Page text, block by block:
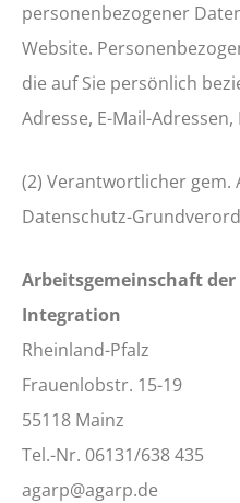
personenbezogener
Website.
die auf Sie persönlich
Adresse, E-Mail-
(2) Verantwortlicher gem.
Datenschutz-
Arbeitsgemeinschaft
Integration
Rheinland-Pfalz
Frauenlobstr. 15-19
55118 Mainz
Tel.-Nr. 06131/638 435
agarp@agarp.de